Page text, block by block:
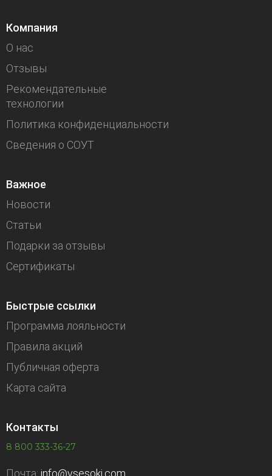
Компания
О нас
Отзывы
Рекомендательные
технологии
Политика конфиденциальности
Сведения о СОУТ
Важное
Новости
Статьи
Подарки за отзывы
Сертификаты
Быстрые ссылки
Программа лояльности
Правила акций
Публичная оферта
Карта сайта
Контакты
8 800 333-36-27
Почта: info@vsesoki.com